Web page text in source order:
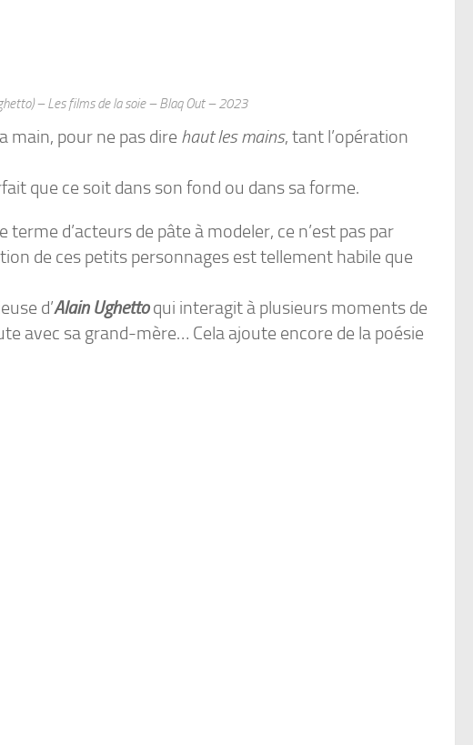
– Les films de la soie – Blaq Out – 2023
pour ne pas dire haut les mains, tant l’opération
que ce soit dans son fond ou dans sa forme.
d’acteurs de pâte à modeler, ce n’est pas par
de ces petits personnages est tellement habile que
d’Alain Ughettoqui interagit à plusieurs moments de
avec sa grand-mère… Cela ajoute encore de la poésie